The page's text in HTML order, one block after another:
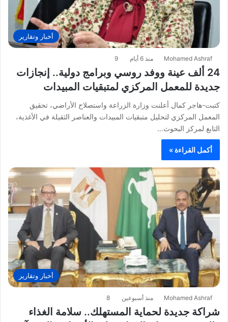
أخبار وتقارير
Mohamed Ashraf منذ 6 أيام 9
24 ألف عينة ووفد روسي وبرامج دولية.. إنجازات
جديدة للمعمل المركزي لمتبقيات المبيدات
كتبت-هاجر كمال أعلنت وزارة الزراعة واستصلاح الأراضي، تحقيق
المعمل المركزي لتحليل متبقيات المبيدات والعناصر الثقيلة في الأغذية،
التابع لمركز البحوث…
أكمل القراءة »
أخبار وتقارير
Mohamed Ashraf منذ أسبوعين 8
شراكة جديدة لحماية المستهلك.. سلامة الغذاء